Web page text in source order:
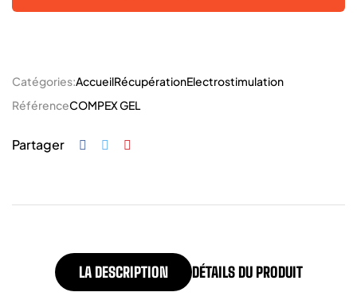
Catégories:AccueilRécupérationElectrostimulation
RéférenceCOMPEX GEL
Partager
LA DESCRIPTION DÉTAILS DU PRODUIT